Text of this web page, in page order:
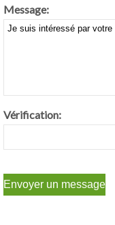
Message:
Vérification: